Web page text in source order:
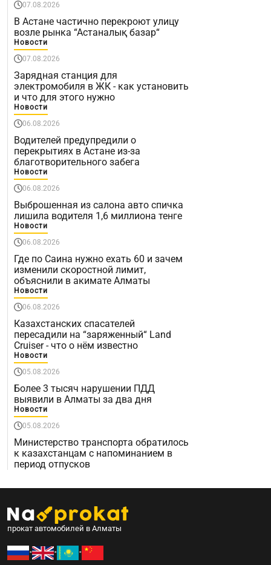
07.08.2026
В Астане частично перекроют улицу
возле рынка “Астаналық базар“
Новости
07.08.2026
Зарядная станция для
электромобиля в ЖК - как установить
и что для этого нужно
Новости
06.08.2026
Водителей предупредили о
перекрытиях в Астане из-за
благотворительного забега
Новости
06.08.2026
Выброшенная из салона авто спичка
лишила водителя 1,6 миллиона тенге
Новости
06.08.2026
Где по Саина нужно ехать 60 и зачем
изменили скоростной лимит,
объяснили в акимате Алматы
Новости
06.08.2026
Казахстанских спасателей
пересадили на “заряженный“ Land
Cruiser - что о нём известно
Новости
05.08.2026
Более 3 тысяч нарушении ПДД
выявили в Алматы за два дня
Новости
05.08.2026
Министерство транспорта обратилось
к казахстанцам с напоминанием в
период отпусков
прокат автомобилей в Алматы
• • •